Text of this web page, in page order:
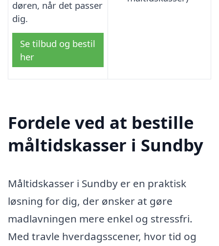
døren, når det passer
dig.
Se tilbud og bestil
her
Fordele ved at bestille
måltidskasser i Sundby
Måltidskasser i Sundby er en praktisk
løsning for dig, der ønsker at gøre
madlavningen mere enkel og stressfri.
Med travle hverdagsscener, hvor tid og